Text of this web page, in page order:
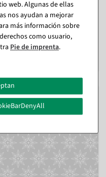
especias rojo 50 cm, 50 m
Disponible de inmediato
41,59 €
35,64 €
web. Algunas de ellas
nos ayudan a mejorar
más información sobre
como usuario,
Pie de imprenta.